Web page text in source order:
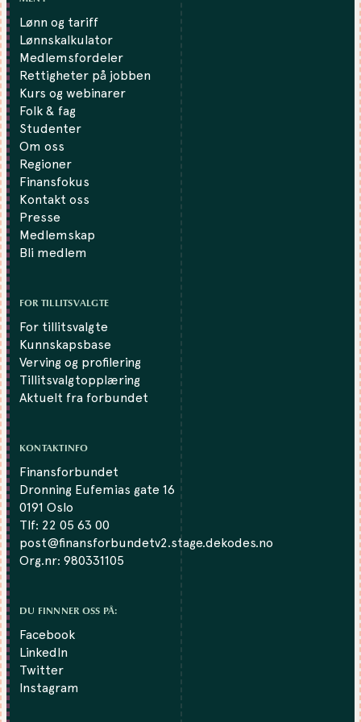
Lønn og tariff
Lønnskalkulator
Medlemsfordeler
Rettigheter på jobben
Kurs og webinarer
Folk & fag
Studenter
Om oss
Regioner
Finansfokus
Kontakt oss
Presse
Medlemskap
Bli medlem
FOR TILLITSVALGTE
For tillitsvalgte
Kunnskapsbase
Verving og profilering
Tillitsvalgtopplæring
Aktuelt fra forbundet
KONTAKTINFO
Finansforbundet
Dronning Eufemias gate 16
0191 Oslo
Tlf: 22 05 63 00
post@finansforbundetv2.stage.dekodes.no
Org.nr: 980331105
DU FINNNER OSS PÅ:
Facebook
LinkedIn
Twitter
Instagram